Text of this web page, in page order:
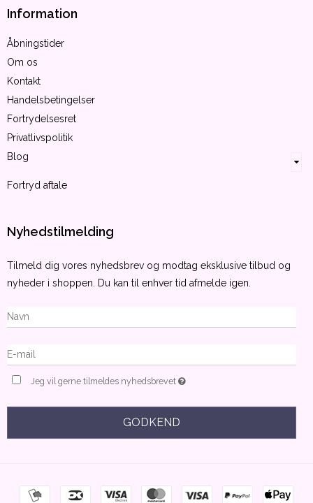
Information
Åbningstider
Om os
Kontakt
Handelsbetingelser
Fortrydelsesret
Privatlivspolitik
Blog
Fortryd aftale
Nyhedstilmelding
Tilmeld dig vores nyhedsbrev og modtag eksklusive tilbud og
nyheder i shoppen. Du kan til enhver tid afmelde igen.
Jeg vil gerne tilmeldes nyhedsbrevet
GODKEND